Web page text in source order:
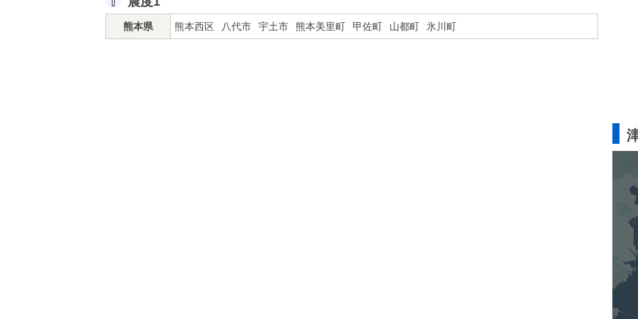
熊本県 熊本西区 八代市 宇土市 熊本美里町 甲佐町 山都町 氷川町